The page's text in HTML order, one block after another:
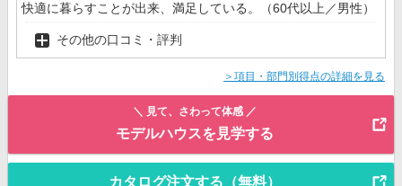
快適に暮らすことが出来、満足している。（60代以上／男性）
その他の口コミ・評判
＞項目・部門別得点の詳細を見る
＼ 見て、さわって体感 ／
モデルハウスを見学する
カタログ注文する（無料）